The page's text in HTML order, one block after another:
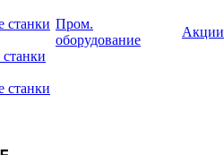
станки
станки
Пром.
оборудование
Акции